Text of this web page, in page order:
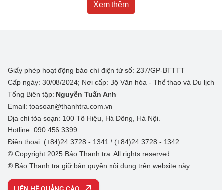
Xem thêm
Giấy phép hoạt động báo chí điện tử số: 237/GP-BTTTT
Cấp ngày: 30/08/2024; Nơi cấp: Bộ Văn hóa - Thể thao và Du lịch
Tổng Biên tập: Nguyễn Tuấn Anh
Email: toasoan@thanhtra.com.vn
Địa chỉ tòa soạn: 100 Tô Hiệu, Hà Đông, Hà Nội.
Hotline: 090.456.3399
Điện thoại: (+84)24 3728 - 1341 / (+84)24 3728 - 1342
© Copyright 2025 Báo Thanh tra, All rights reserved
® Báo Thanh tra giữ bản quyền nội dung trên website này